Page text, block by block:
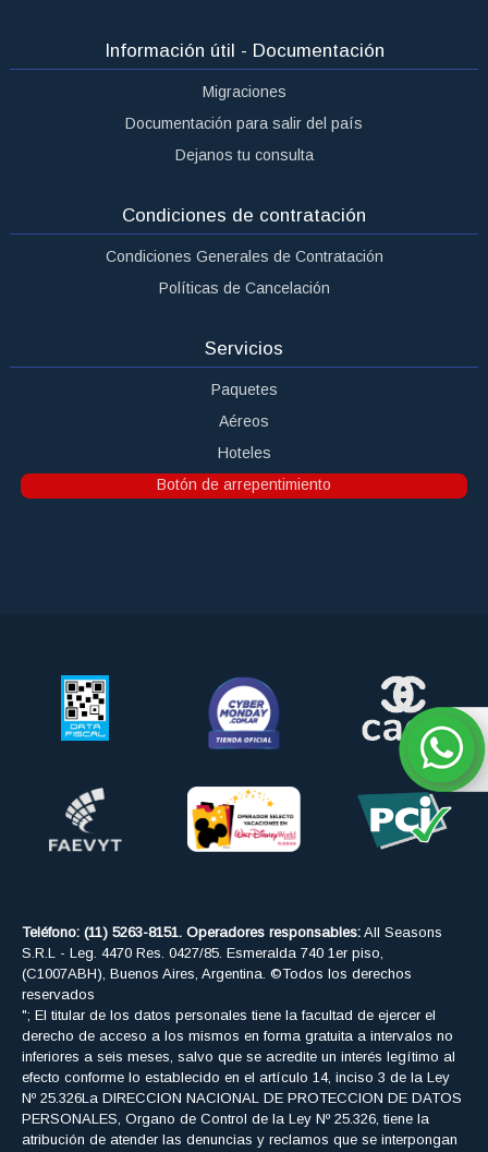
Información útil - Documentación
Migraciones
Documentación para salir del país
Dejanos tu consulta
Condiciones de contratación
Condiciones Generales de Contratación
Políticas de Cancelación
Servicios
Paquetes
Aéreos
Hoteles
Botón de arrepentimiento
Teléfono: (11) 5263-8151. Operadores responsables: All Seasons
S.R.L - Leg. 4470 Res. 0427/85. Esmeralda 740 1er piso,
(C1007ABH), Buenos Aires, Argentina. ©Todos los derechos
reservados
"; El titular de los datos personales tiene la facultad de ejercer el
derecho de acceso a los mismos en forma gratuita a intervalos no
inferiores a seis meses, salvo que se acredite un interés legítimo al
efecto conforme lo establecido en el artículo 14, inciso 3 de la Ley
Nº 25.326La DIRECCION NACIONAL DE PROTECCION DE DATOS
PERSONALES, Organo de Control de la Ley Nº 25.326, tiene la
atribución de atender las denuncias y reclamos que se interpongan